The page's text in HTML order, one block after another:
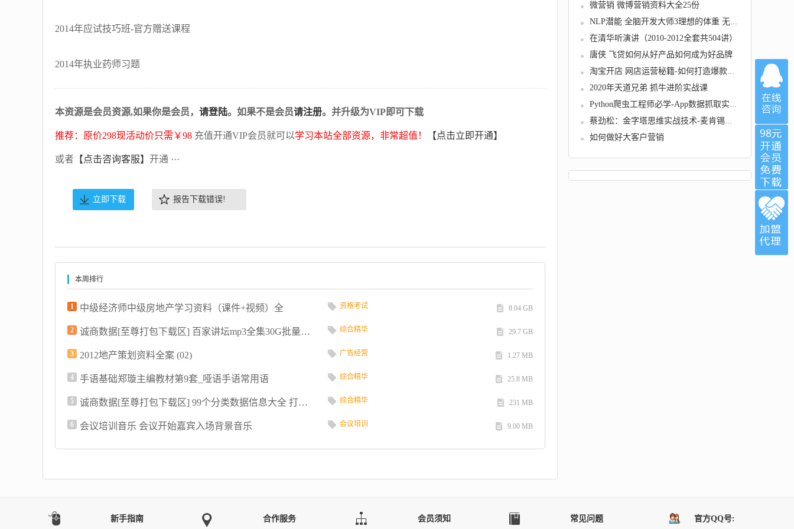
2014年应试技巧班-官方赠送课程
2014年执业药师习题
本资源是会员资源,如果你是会员， 请登陆。如果不是会员请注册。并升级为VIP即可下载
推荐：原价298现活动价只需￥98 充值开通VIP会员就可以学习本站全部资源，非常超值！ 【点击立即开通】
或者 【点击咨询客服】 开通 ···
立即下载 报告下载错误!
本周排行
1 中级经济师中级房地产学习资料（课件+视频）全 8.04 GB
资格考试
2 诚商数据[至尊打包下载区] 百家讲坛mp3全集30G批量打包下... 29.7 GB
综合精华
3 2012地产策划资料全案 (02) 1.27 MB
广告经营
4 手语基础郑璇主编教材第9套_哑语手语常用语 25.8 MB
综合精华
5 诚商数据[至尊打包下载区] 99个分类数据信息大全 打包下... 231 MB
综合精华
6 会议培训音乐 会议开始嘉宾入场背景音乐 9.00 MB
会议培训
微营销 微博营销资料大全25份
NLP潜能 全脑开发大师3理想的体重 无损音质
在清华听演讲（2010-2012全套共504讲）
唐侠 飞贷如何从好产品如何成为好品牌
淘宝开店 网店运营秘籍-如何打造爆款宝贝
2020年天道兄弟 抓牛进阶实战课
Python爬虫工程师必学-App数据抓取实战教程
蔡劲松：金字塔思维实战技术-麦肯锡经典助你轻...
如何做好大客户营销
新手指南 合作服务 会员须知 常见问题 官方QQ号: